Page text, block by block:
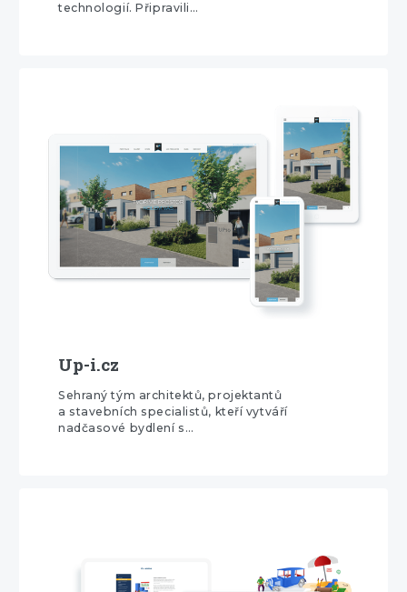
technologií. Připravili…
Up-i.cz
Sehraný tým architektů, projektantů
a stavebních specialistů, kteří vytváří
nadčasové bydlení s…